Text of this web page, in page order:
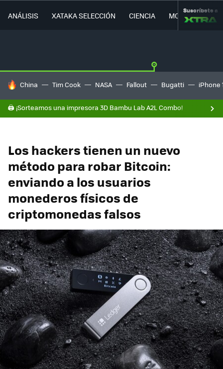
ANÁLISIS XATAKA SELECCIÓN CIENCIA MOVILIDAD
Suscríbete a
HOY SE HABLA DE
China Tim Cook NASA Fallout Bugatti iPhone
🖨️ ¡Sorteamos una impresora 3D Bambu Lab A2L Combo!
Los hackers tienen un nuevo
método para robar Bitcoin:
enviando a los usuarios
monederos físicos de
criptomonedas falsos